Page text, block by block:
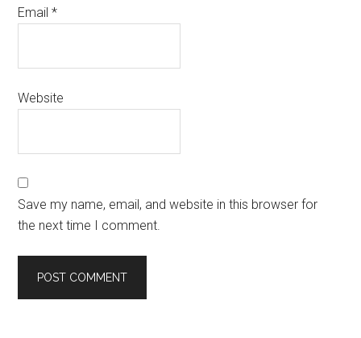
Email*
Website
Save my name, email, and website in this browser for
the next time I comment.